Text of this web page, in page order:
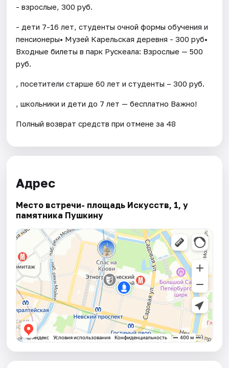
- взрослые, 300 руб.
- дети 7-16 лет, студенты очной формы обучения и
пенсионеры• Музей Карельская деревня - 300 руб•
Входные билеты в парк Рускеала: Взрослые — 500
руб.
, посетители старше 60 лет и студенты – 300 руб.
, школьники и дети до 7 лет — бесплатно Важно!
Полный возврат средств при отмене за 48
Адрес
Место встречи- площадь Искусств, 1, у
памятника Пушкину